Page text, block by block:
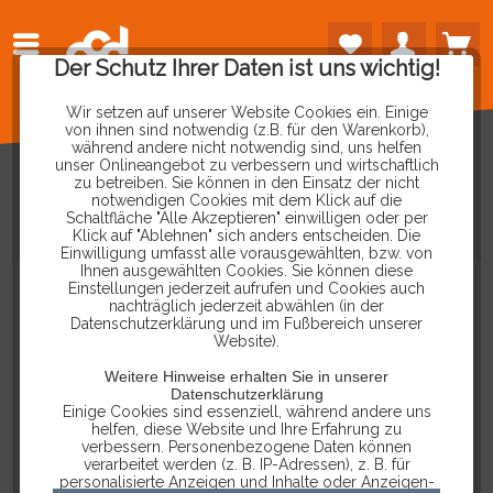
Der Schutz Ihrer Daten ist uns wichtig!
Wir setzen auf unserer Website Cookies ein. Einige
von ihnen sind notwendig (z.B. für den Warenkorb),
während andere nicht notwendig sind, uns helfen
unser Onlineangebot zu verbessern und wirtschaftlich
zu betreiben. Sie können in den Einsatz der nicht
notwendigen Cookies mit dem Klick auf die
Schaltfläche "Alle Akzeptieren" einwilligen oder per
Klick auf "Ablehnen" sich anders entscheiden. Die
Einwilligung umfasst alle vorausgewählten, bzw. von
Ihnen ausgewählten Cookies. Sie können diese
Einstellungen jederzeit aufrufen und Cookies auch
nachträglich jederzeit abwählen (in der
Datenschutzerklärung und im Fußbereich unserer
Website).
Weitere Hinweise erhalten Sie in unserer
Datenschutzerklärung
Einige Cookies sind essenziell, während andere uns
helfen, diese Website und Ihre Erfahrung zu
verbessern. Personenbezogene Daten können
verarbeitet werden (z. B. IP-Adressen), z. B. für
personalisierte Anzeigen und Inhalte oder Anzeigen-
PRÜFSPITZE SUPERFEIN